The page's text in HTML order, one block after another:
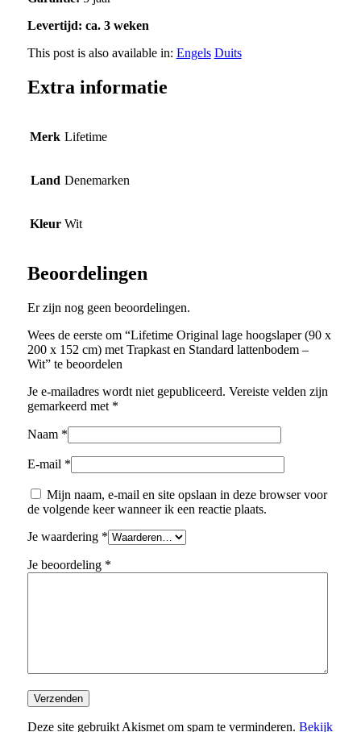
Levertijd: ca. 3 weken
This post is also available in: Engels Duits
Extra informatie
Merk Lifetime
Land Denemarken
Kleur Wit
Beoordelingen
Er zijn nog geen beoordelingen.
Wees de eerste om “Lifetime Original lage hoogslaper (90 x
200 x 152 cm) met Trapkast en Standard lattenbodem –
Wit” te beoordelen
Je e-mailadres wordt niet gepubliceerd. Vereiste velden zijn
gemarkeerd met *
Naam *
E-mail *
Mijn naam, e-mail en site opslaan in deze browser voor
de volgende keer wanneer ik een reactie plaats.
Je waardering *
Je beoordeling *
Deze site gebruikt Akismet om spam te verminderen. Bekijk